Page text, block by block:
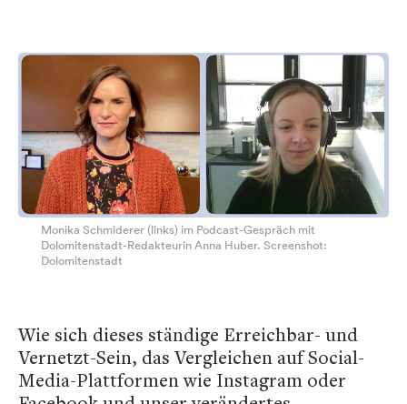
Monika Schmiderer (links) im Podcast-Gespräch mit
Dolomitenstadt-Redakteurin Anna Huber. Screenshot:
Dolomitenstadt
Wie sich dieses ständige Erreichbar- und
Vernetzt-Sein, das Vergleichen auf Social-
Media-Plattformen wie Instagram oder